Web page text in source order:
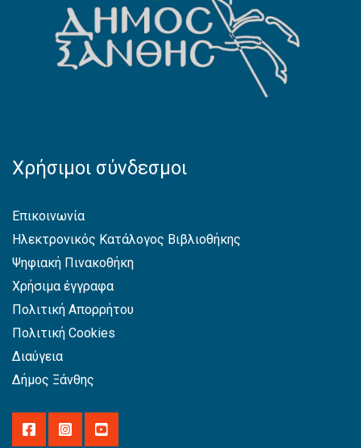
Χρήσιμοι σύνδεσμοι
Επικοινωνία
Ηλεκτρονικός Κατάλογος Βιβλιοθήκης
Ψηφιακή Πινακοθήκη
Χρήσιμα έγγραφα
Πολιτική Απορρήτου
Πολιτική Cookies
Διαύγεια
Δήμος Ξάνθης